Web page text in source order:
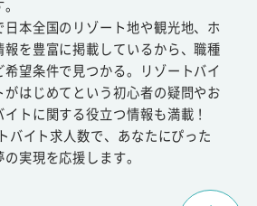
本全国のリゾート地や観光地、ホ
を豊富に掲載しているから、職種
望条件で見つかる。リゾートバイ
がはじめてという初心者の疑問やお
トに関する役立つ情報も満載！
バイト求人数で、あなたにぴった
実現を応援します。